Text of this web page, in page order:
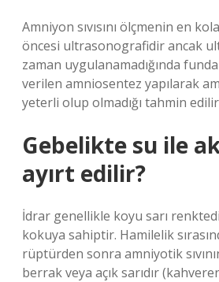
Amniyon sıvısını ölçmenin en
öncesi ultrasonografidir ancak
zaman uygulanamadığında
verilen amniosentez yapılarak
yeterli olup olmadığı tahmin
Gebelikte su ile
ayırt edilir?
İdrar genellikle koyu sarı
kokuya sahiptir. Hamilelik
rüptürden sonra amniyotik
berrak veya açık sarıdır